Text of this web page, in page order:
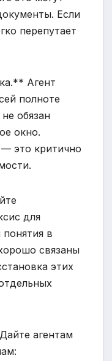
Если
перепутает
Агент
полноте
обязан
окно.
это критично
для
в
связаны
этих
агентам